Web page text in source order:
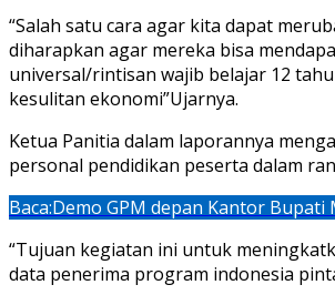
“Salah satu cara agar kita dapat
diharapkan agar mereka bisa
universal/rintisan wajib belajar 12
kesulitan ekonomi”Ujarnya.
Ketua Panitia dalam laporannya
personal pendidikan peserta dalam
Baca:Demo GPM depan Kantor
“Tujuan kegiatan ini untuk
data penerima program indonesia